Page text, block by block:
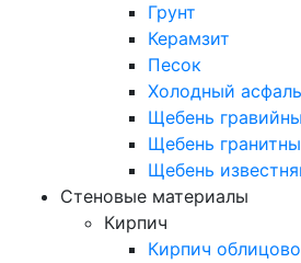
Грунт
Керамзит
Песок
Холодный
Щебень
Щебень
Щебень
Стеновые материалы
Кирпич
Кирпич